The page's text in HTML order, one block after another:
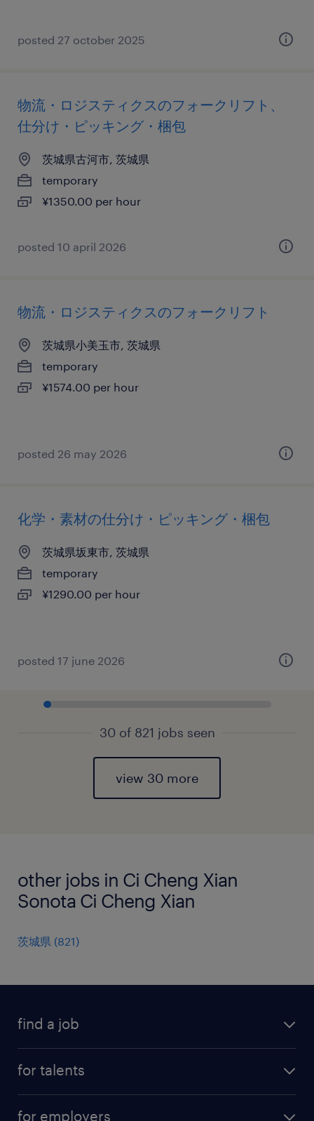
posted 27 october 2025
物流・ロジスティクスのフォークリフト、
仕分け・ピッキング・梱包
茨城県古河市, 茨城県
temporary
¥1350.00 per hour
posted 10 april 2026
物流・ロジスティクスのフォークリフト
茨城県小美玉市, 茨城県
temporary
¥1574.00 per hour
posted 26 may 2026
化学・素材の仕分け・ピッキング・梱包
茨城県坂東市, 茨城県
temporary
¥1290.00 per hour
posted 17 june 2026
30 of 821 jobs seen
view 30 more
other jobs in Ci Cheng Xian
Sonota Ci Cheng Xian
茨城県 (821)
find a job
for talents
for employers